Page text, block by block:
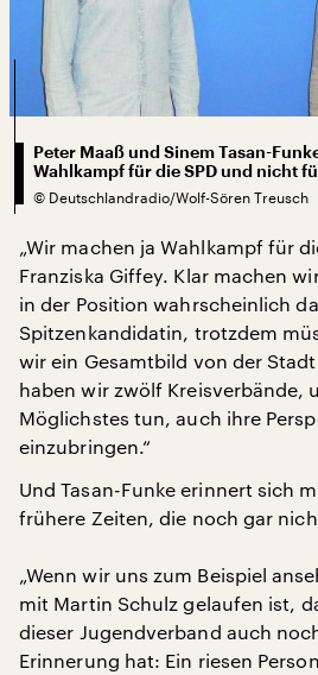
Peter Maaß und Sinem Tasan-
Wahlkampf für die SPD und nicht
© Deutschlandradio/Wolf-Sören Treusch
„Wir machen ja Wahlkampf für
Franziska Giffey. Klar machen
in der Position wahrscheinlich
Spitzenkandidatin, trotzdem
wir ein Gesamtbild von der
haben wir zwölf Kreisverbände,
Möglichstes tun, auch ihre
einzubringen.“
Und Tasan-Funke erinnert sich
frühere Zeiten, die noch gar
„Wenn wir uns zum Beispiel
mit Martin Schulz gelaufen ist,
dieser Jugendverband auch
Erinnerung hat: Ein riesen